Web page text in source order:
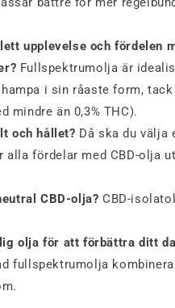
upplevelse och fördelen
Fullspektrumolja är
i sin råaste form,
mindre än 0,3% THC).
och hållet? Då ska du välja
alla fördelar med CBD-olja
CBD-olja? CBD-
olja för att förbättra ditt
fullspektrumolja